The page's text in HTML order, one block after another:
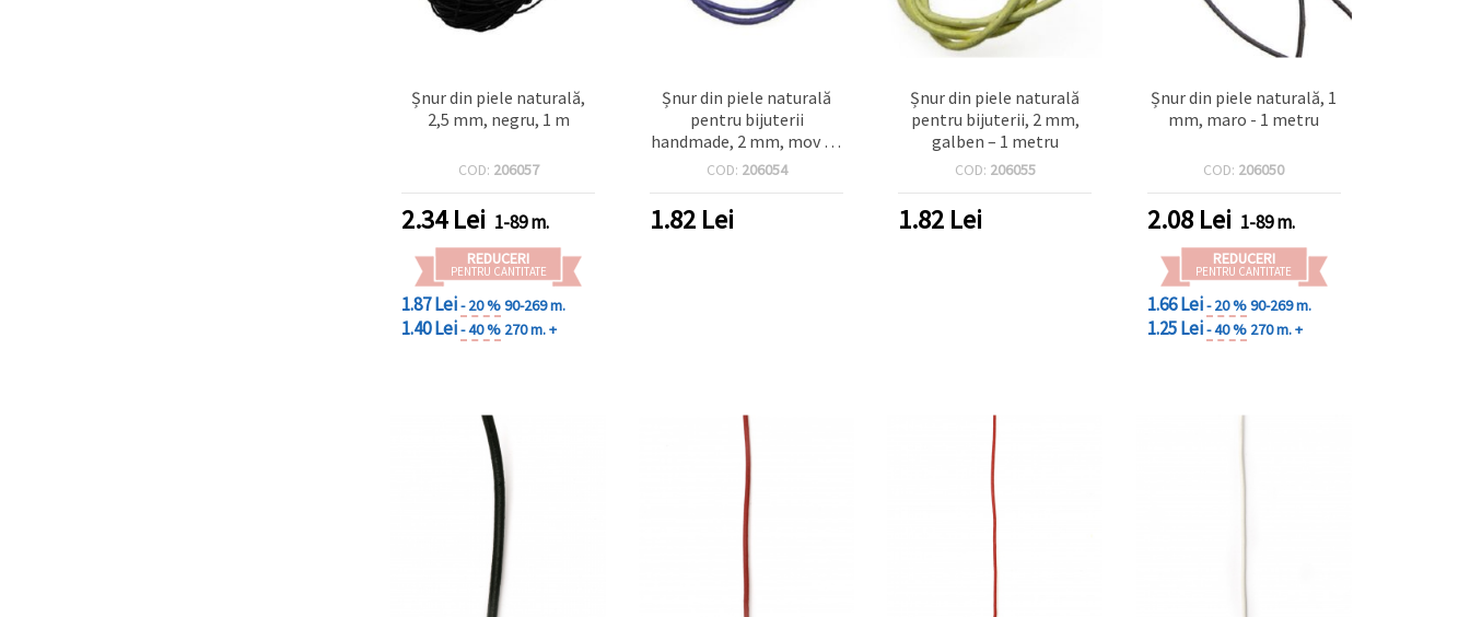
Șnur din piele naturală,
2,5 mm, negru, 1 m
COD: 206057
2.34Lei 1-89 m.
REDUCERI
PENTRU CANTITATE
1.87 Lei- 20 %90-269 m.
1.40 Lei- 40 % 270 m. +
Șnur din piele naturală
pentru bijuterii
handmade, 2 mm, mov - 1
metru
COD: 206054
1.82 Lei
Șnur din piele naturală
pentru bijuterii, 2 mm,
galben – 1 metru
COD: 206055
1.82 Lei
Șnur din piele naturală, 1
mm, maro - 1 metru
COD: 206050
2.08Lei 1-89 m.
REDUCERI
PENTRU CANTITATE
1.66 Lei- 20 %90-269 m.
1.25 Lei- 40 % 270 m. +